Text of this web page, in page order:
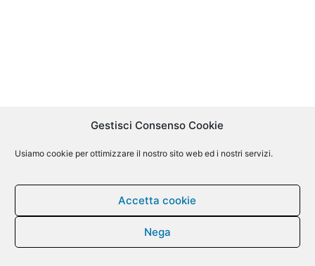
Gestisci Consenso Cookie
Usiamo cookie per ottimizzare il nostro sito web ed i nostri servizi.
Accetta cookie
Nega